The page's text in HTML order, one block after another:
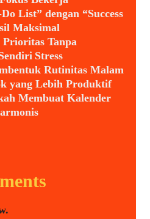
List” dengan “Success
Maksimal
Prioritas Tanpa
Stress
Rutinitas Malam
yang Lebih Produktif
Membuat Kalender